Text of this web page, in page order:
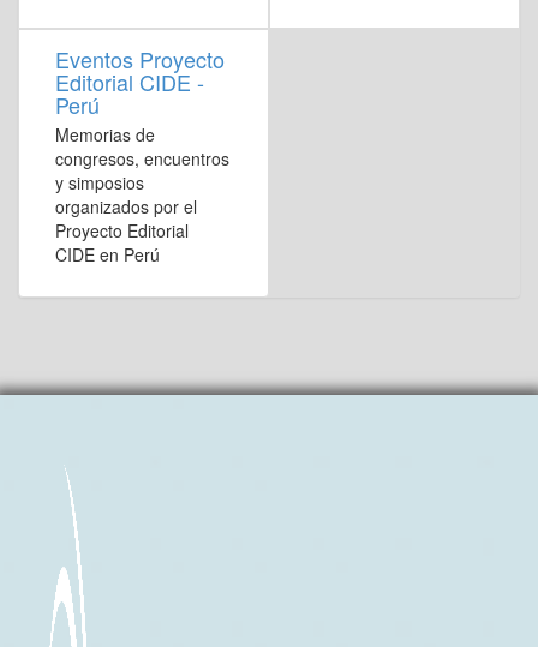
Eventos Proyecto
Editorial CIDE -
Perú
Memorias de
congresos, encuentros
y simposios
organizados por el
Proyecto Editorial
CIDE en Perú